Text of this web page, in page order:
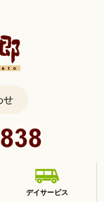
せ
デイサービス